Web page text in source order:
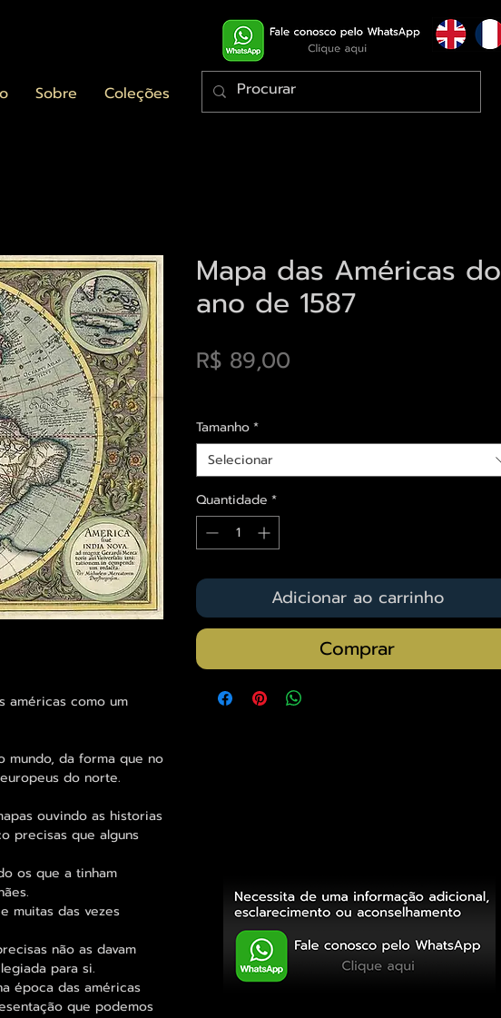
Sobre Coleções
américas como um
mundo, da forma que no
do norte.
ouvindo as historias
precisas que alguns
os que a tinham
muitas das vezes
não as davam
para si.
época das américas
que podemos
Mapa das Américas do
ano de 1587
R$ 89,00
Tamanho*
Selecionar
Quantidade *
Adicionar ao carrinho
Comprar